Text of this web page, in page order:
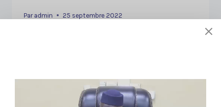
Par admin 25 septembre 2022
EN LOT UNIQUE d’investissement exercice
2022 afin de financer, et a l’intention